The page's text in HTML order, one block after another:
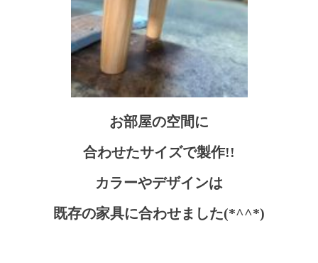
お部屋の空間に
合わせたサイズで製作!!
カラーやデザインは
既存の家具に合わせました(*^^*)